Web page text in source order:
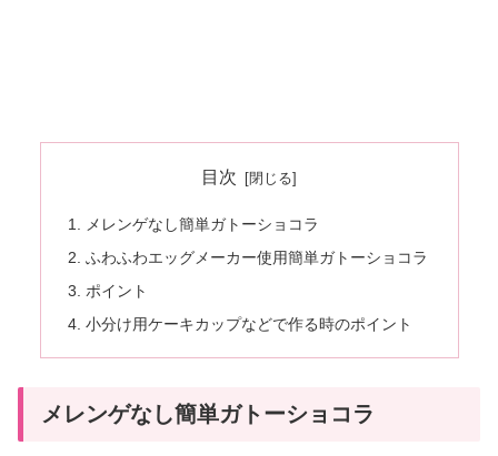
目次
メレンゲなし簡単ガトーショコラ
ふわふわエッグメーカー使用簡単ガトーショコラ
ポイント
小分け用ケーキカップなどで作る時のポイント
メレンゲなし簡単ガトーショコラ